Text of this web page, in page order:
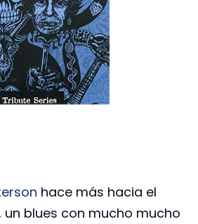
hace más hacia el
un blues con mucho mucho